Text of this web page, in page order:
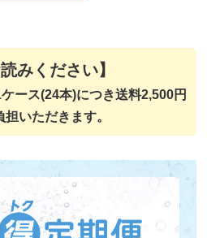
みください】
ース(24本)につき送料2,500円
担いただきます。